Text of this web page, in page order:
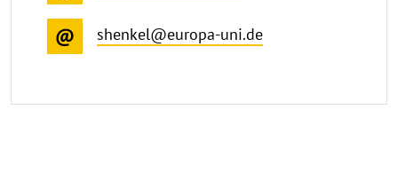
shenkel@europa-uni.de